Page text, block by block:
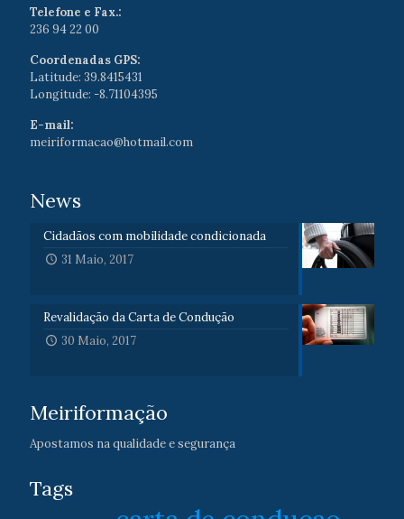
Telefone e Fax.:
236 94 22 00
Coordenadas GPS:
Latitude: 39.8415431
Longitude: -8.71104395
E-mail:
meiriformacao@hotmail.com
News
Cidadãos com mobilidade condicionada
31 Maio, 2017
Revalidação da Carta de Condução
30 Maio, 2017
Meiriformação
Apostamos na qualidade e segurança
Tags